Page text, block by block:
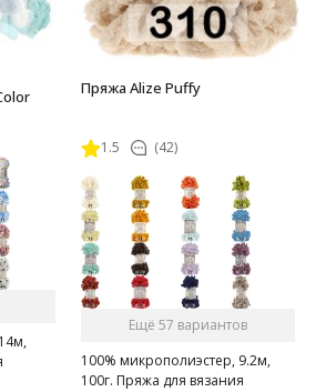
Пряжа Alize Puffy
1.5 (42)
Ещё 57 вариантов
100% микрополиэстер, 9.2м,
100г. Пряжа для вязания